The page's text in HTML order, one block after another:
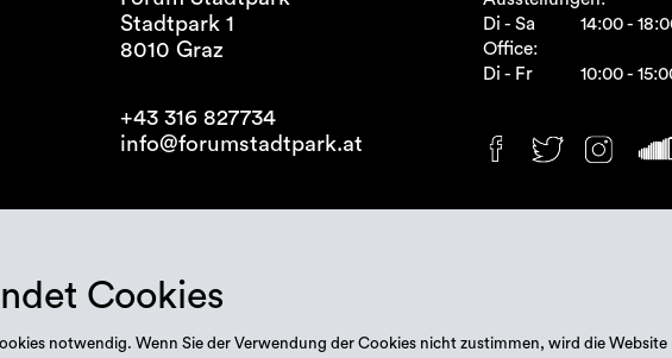
Stadtpark 1
8010 Graz
+43 316 827734
info@forumstadtpark.at
Di - Sa
14:00 -
Office:
Di - Fr
10:00 -
Cookies
notwendig. Wenn Sie der Verwendung der Cookies nicht zustimmen, wird die